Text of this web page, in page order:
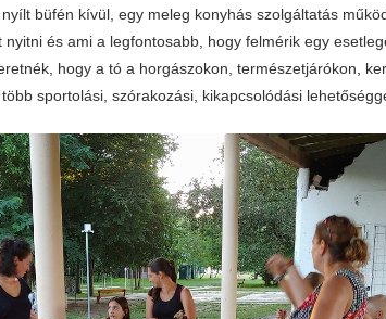
büfén kívül, egy meleg konyhás szolgáltatás
és ami a legfontosabb, hogy felmérik egy
hogy a tó a horgászokon, természetjárókon,
sportolási, szórakozási, kikapcsolódási